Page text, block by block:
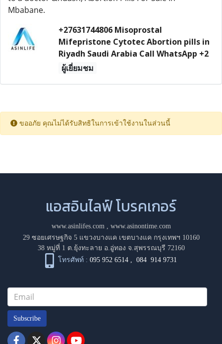
Mbabane.
+27631744806 Misoprostal
Mifepristone Cytotec Abortion pills in
Riyadh Saudi Arabia Call WhatsApp +2
ผู้เยี่ยมชม
ขออภัย คุณไม่ได้รับสิทธิในการเข้าใช้งานในส่วนนี้
แอสอินไลฟ์ โบรคเกอร์
www.asinlifes.com, www.asinontime.com
29 ซอยเศรษฐกิจ 5 แขวงบางแค เขตบางแค กรุงเทพฯ 10160
38 หมู่ที่ 1 ต.ยุ้งทะลาย อ.อู่ทอง จ.สุพรรณบุรี 72160
โทรศัพท์ : 095 952 6514 ,084 914 9731
Subscribe